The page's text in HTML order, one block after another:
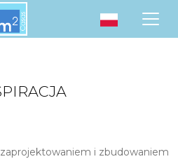
i zbudowaniem